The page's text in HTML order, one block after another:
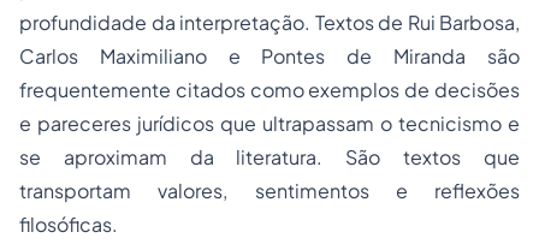
profundidade da interpretação. Textos de Rui Barbosa,
Carlos Maximiliano e Pontes de Miranda são
frequentemente citados como exemplos de decisões
e pareceres jurídicos que ultrapassam o tecnicismo e
se aproximam da literatura. São textos que
transportam valores, sentimentos e reflexões
filosóficas.